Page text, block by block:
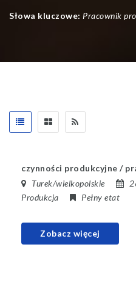
Słowa kluczowe: Pracownik
czynności produkcyjne /
Turek/wielkopolskie
Produkcja
Pełny etat
Zobacz więcej